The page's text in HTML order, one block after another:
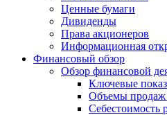
Ценные бумаги
Дивиденды
Права акционеров
Информационная
Финансовый обзор
Обзор финансовой
Ключевые
Объемы продаж
Себестоимость